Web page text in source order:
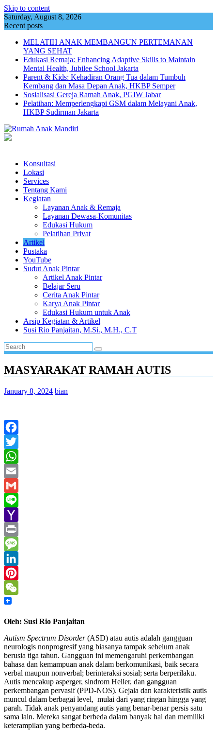
Skip to content
Saturday, August 8, 2026
Recent posts
MELATIH ANAK MEMBANGUN PERTEMANAN
YANG SEHAT
Edukasi Remaja: Enhancing Adaptive Skills to Maintain
Mental Health, Jubilee School Jakarta
Parent & Kids: Kehadiran Orang Tua dalam Tumbuh
Kembang dan Masa Depan Anak, HKBP Semper
Sosialisasi Gereja Ramah Anak, PGIW Jabar
Pelatihan: Memperlengkapi GSM dalam Melayani Anak,
HKBP Sudirman Jakarta
Konsultasi
Lokasi
Services
Tentang Kami
Kegiatan
Layanan Anak & Remaja
Layanan Dewasa-Komunitas
Edukasi Hukum
Pelatihan Privat
Artikel
Pustaka
YouTube
Sudut Anak Pintar
Artikel Anak Pintar
Belajar Seru
Cerita Anak Pintar
Karya Anak Pintar
Edukasi Hukum untuk Anak
Arsip Kegiatan & Artikel
Susi Rio Panjaitan, M.Si., M.H., C.T
MASYARAKAT RAMAH AUTIS
January 8, 2024 bian
Facebook
Twitter
WhatsApp
Email
Gmail
Line
Yahoo
Mail
Print
Message
LinkedIn
Pinterest
WeChat
Oleh: Susi Rio Panjaitan
Autism Spectrum Disorder(ASD) atau autis adalah gangguan
neurologis nonprogresif yang biasanya tampak sebelum anak
berusia tiga tahun. Gangguan ini memengaruhi perkembangan
bahasa dan kemampuan anak dalam berkomunikasi, baik secara
verbal maupun nonverbal; berinteraksi sosial; serta berperilaku.
Autis mencakup asperger, sindrom Heller, dan gangguan
perkembangan pervasif (PPD-NOS). Gejala dan karakteristik autis
muncul dalam berbagai level, mulai dari yang ringan hingga yang
parah. Tidak anak penyandang autis yang benar-benar persis satu
sama lain. Mereka sangat berbeda dalam banyak hal dan memiliki
keterampilan yang berbeda-beda.